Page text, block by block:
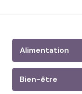
Alimentation
Bien-être